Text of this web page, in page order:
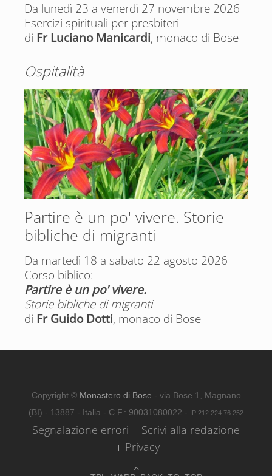
Da lunedì 23 a venerdì 27 novembre 2026
Esercizi spirituali per presbiteri
di Fr Luciano Manicardi, monaco di Bose
Ospitalità
Partire è un po' vivere. Storie
bibliche di migranti
Da martedì 18 a sabato 22 agosto 2026
Corso biblico:
Partire è un po' vivere.
Storie bibliche di migranti
di Fr Guido Dotti, monaco di Bose
Copyright © Monastero di Bose - via Bose 1, Magnano
(BI) - 13887 - Italia - C.F.: 90031080022 - IP 212.224.76.252
Segnalazione errori
Scrivi alla redazione
Privacy